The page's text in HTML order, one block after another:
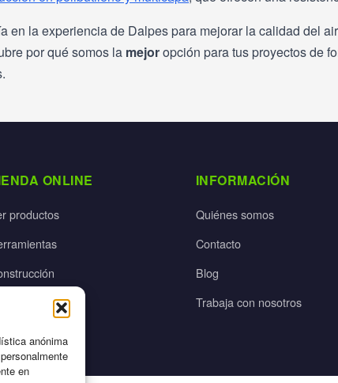
anónima
en
en la experiencia de Dalpes para mejorar la calidad del
por qué somos la mejoropción para tus proyectos de
ONLINE
productos
INFORMACIÓN
Quiénes somos
Contacto
Blog
Trabaja con nosotros